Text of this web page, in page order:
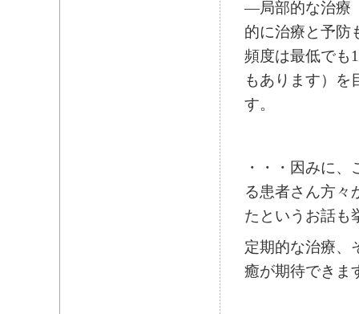
―局部的な治療
的に治療と予防
頻度は最低で
もあります）を
す。
・・・因みに
る患者さん方々
たというお話も
定期的な治療、
癒が期待できま